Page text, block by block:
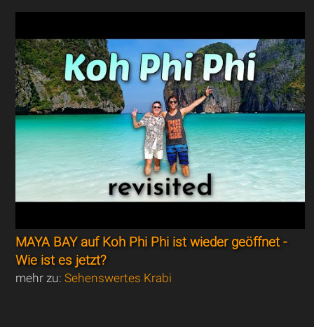
MAYA BAY auf Koh Phi Phi ist wieder geöffnet -
Wie ist es jetzt?
mehr zu:Sehenswertes Krabi